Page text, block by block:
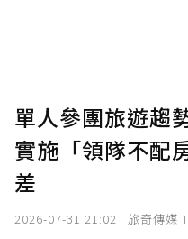
單人參團旅遊趨
實施「領隊不配
差
2026-07-31 21:02 旅奇傳媒